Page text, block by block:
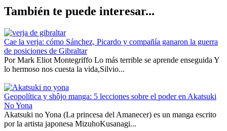
También te puede interesar...
Cae la verja: cómo Sánchez, Picardo y compañía ganaron la guerra
de posiciones de Gibraltar
Por Mark Eliot Montegriffo Lo más terrible se aprende enseguida Y
lo hermoso nos cuesta la vida,Silvio...
Geopolítica y shôjo manga: 5 lecciones sobre el poder en Akatsuki
No Yona
Akatsuki no Yona (La princesa del Amanecer) es un manga escrito
por la artista japonesa MizuhoKusanagi...